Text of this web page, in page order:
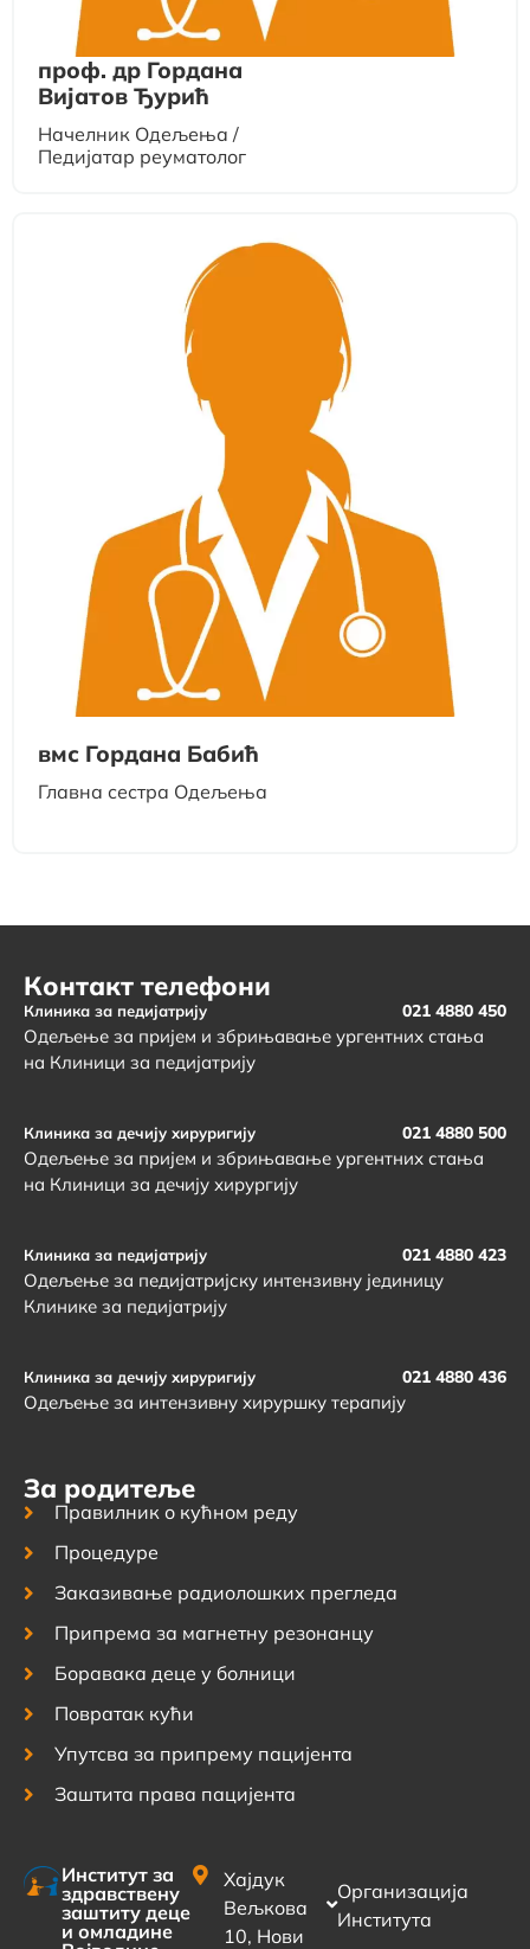
проф. др Гордана
Вијатов Ђурић
Начелник Одељења /
Педијатар реуматолог
вмс Гордана Бабић
Главна сестра Одељења
Институт за
здравствену
заштиту деце
и омладине
Хајдук
Вељкова
10, Нови
Организација
Института
Контакт телефони
Клиника за педијатрију 021 4880 450
Одељење за пријем и збрињавање ургентних стања
на Клиници за педијатрију
Клиника за дечију хируригију 021 4880 500
Одељење за пријем и збрињавање ургентних стања
на Клиници за дечију хирургију
Клиника за педијатрију 021 4880 423
Одељење за педијатријску интензивну јединицу
Клинике за педијатрију
Клиника за дечију хируригију 021 4880 436
Одељење за интензивну хируршку терапију
За родитеље
Правилник о кућном реду
Процедуре
Заказивање радиолошких прегледа
Припрема за магнетну резонанцу
Боравака деце у болници
Повратак кући
Упутсва за припрему пацијента
Заштита права пацијента